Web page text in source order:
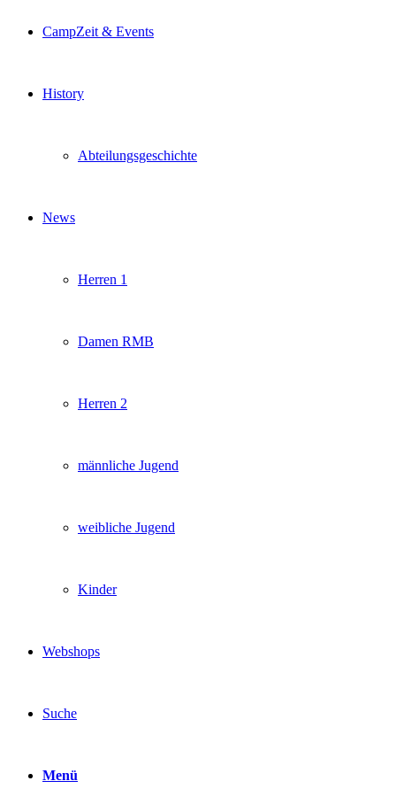
CampZeit & Events
History
Abteilungsgeschichte
News
Herren 1
Damen RMB
Herren 2
männliche Jugend
weibliche Jugend
Kinder
Webshops
Suche
Menü